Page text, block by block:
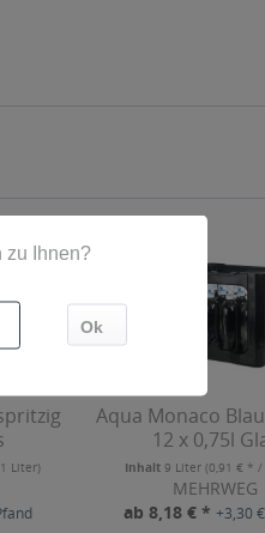
Liter)
Aqua Monaco
12 x 0,75l
Inhalt 9 Liter (0,91 € *
MEHRWEG
ab 8,18 € *+3,30